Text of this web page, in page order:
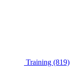
Training (819)